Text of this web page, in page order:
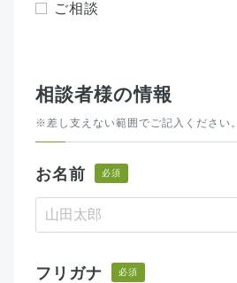
ご相談
相談者様の情報
※差し支えない範囲でご記入ください。
お名前 必須
フリガナ 必須